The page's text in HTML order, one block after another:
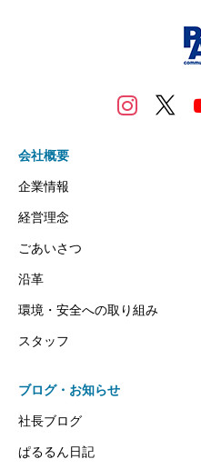
会社概要
企業情報
経営理念
ごあいさつ
沿革
環境・安全への取り組み
スタッフ
ブログ・お知らせ
社長ブログ
ぱるるん日記